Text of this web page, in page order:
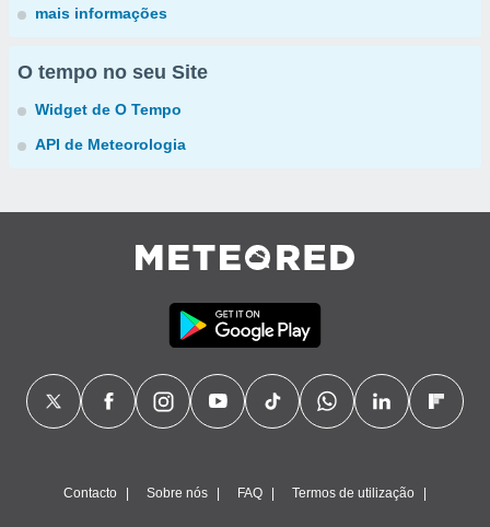
mais informações
O tempo no seu Site
Widget de O Tempo
API de Meteorologia
Contacto Sobre nós FAQ Termos de utilização